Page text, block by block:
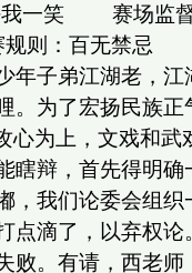
我一笑 赛场监
规则：百无禁忌
子弟江湖老，江
。为了宏扬民族正
为上，文戏和武
瞎辩，首先得明确
我们论委会组织
点滴了，以弃权论
失败。有请，西